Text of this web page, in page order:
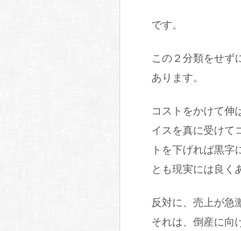
です。
この２分類をせず
あります。
コストをかけて伸
イスを真に受けて
トを下げれば黒
とも現実には良く
反対に、売上が急
それは、倒産に向